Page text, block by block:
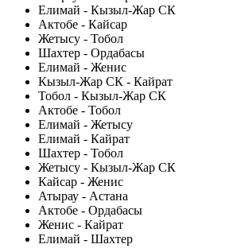
Елимай - Кызыл-Жар СК
Актобе - Кайсар
Жетысу - Тобол
Шахтер - Ордабасы
Елимай - Женис
Кызыл-Жар СК - Кайрат
Тобол - Кызыл-Жар СК
Актобе - Тобол
Елимай - Жетысу
Елимай - Кайрат
Шахтер - Тобол
Жетысу - Кызыл-Жар СК
Кайсар - Женис
Атырау - Астана
Актобе - Ордабасы
Женис - Кайрат
Елимай - Шахтер